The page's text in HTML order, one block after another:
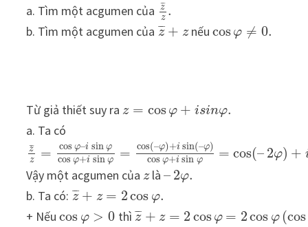
a. Tìm một acgumen của
z
¯¯
¯
z .
b. Tìm một acgumen của z
¯¯
¯ + znếucos φ ≠ 0.
Từ giả thiết suy raz = cos φ + isinφ.
a. Ta có
z
¯¯
¯
z = cos φ–i sin φ
cos φ+i sin φ = cos(–φ)+i sin(–φ)
cos φ+i sin φ = cos(– 2φ) +
Vậy một acgumen củazlà– 2φ.
b. Ta có: z
¯¯
¯ + z = 2cos φ.
+ Nếucos φ > 0 thì z
¯¯
¯ + z = 2 cos φ = 2cos φ (cos